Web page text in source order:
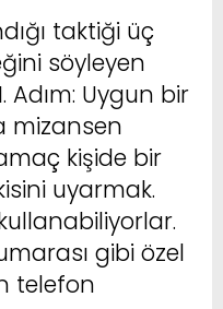
taktiği üç
söyleyen
Adım: Uygun bir
mizansen
kişide bir
uyarmak.
gibi özel
telefon